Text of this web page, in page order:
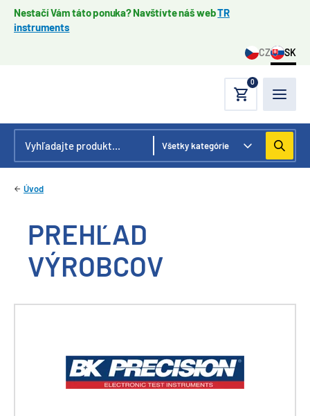
Nestačí Vám táto ponuka? Navštívte náš webTR
instruments
CZ SK
0
Úvod
PREHĽAD
VÝROBCOV